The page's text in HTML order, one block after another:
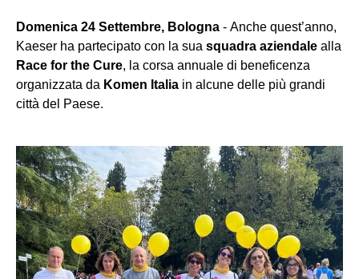
Domenica 24 Settembre, Bologna - Anche quest’anno,
Kaeser ha partecipato con la sua squadra aziendale alla
Race for the Cure, la corsa annuale di beneficenza
organizzata da Komen Italia in alcune delle più grandi
città del Paese.